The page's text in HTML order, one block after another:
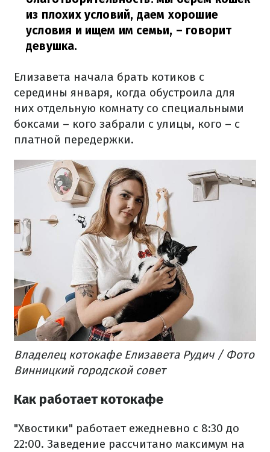
из плохих условий, даем хорошие
условия и ищем им семьи, – говорит
девушка.
Елизавета начала брать котиков с
середины января, когда обустроила для
них отдельную комнату со специальными
боксами – кого забрали с улицы, кого – с
платной передержки.
Владелец котокафе Елизавета Рудич / Фото
Винницкий городской совет
Как работает котокафе
"Хвостики" работает ежедневно с 8:30 до
22:00. Заведение рассчитано максимум на